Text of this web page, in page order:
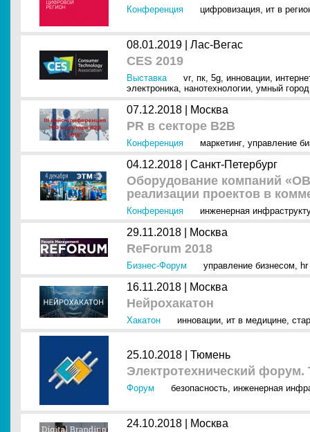
Конференция цифровизация, ит в
08.01.2019 | Лас-Вегас
CES 2019
Выставка vr, пк, 5g, инновации,
электроника, нанотехнологии, умный город
07.12.2018 | Москва
PR в секторе B2B
Конференция маркетинг, управление
04.12.2018 | Санкт-Петербург
Оборудование компаний
реализации проектов в
Конференция инженерная
29.11.2018 | Москва
ReForum 2018
Бизнес-Форум управление бизнесом,
16.11.2018 | Москва
Нейрохакатон
Хакатон инновации, ит в медицине,
25.10.2018 | Тюмень
Электротехнический
Форум безопасность, инженерная
24.10.2018 | Москва